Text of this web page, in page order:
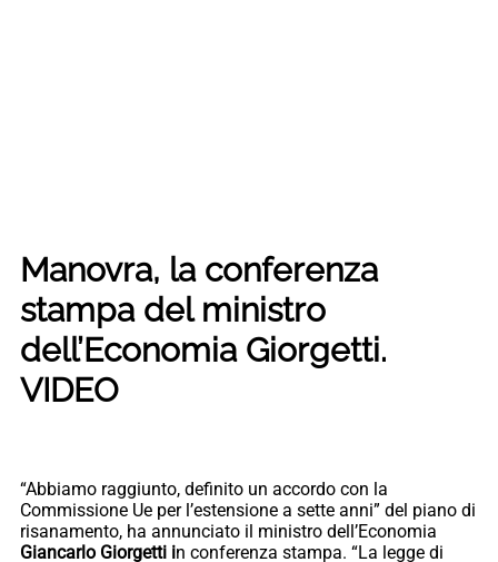
Manovra, la conferenza
stampa del ministro
dell’Economia Giorgetti.
VIDEO
“Abbiamo raggiunto, definito un accordo con la
Commissione Ue per l’estensione a sette anni” del piano di
risanamento, ha annunciato il ministro dell’Economia
Giancarlo Giorgetti in conferenza stampa. “La legge di